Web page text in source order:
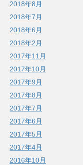
2018年8月
2018年7月
2018年6月
2018年2月
2017年11月
2017年10月
2017年9月
2017年8月
2017年7月
2017年6月
2017年5月
2017年4月
2016年10月